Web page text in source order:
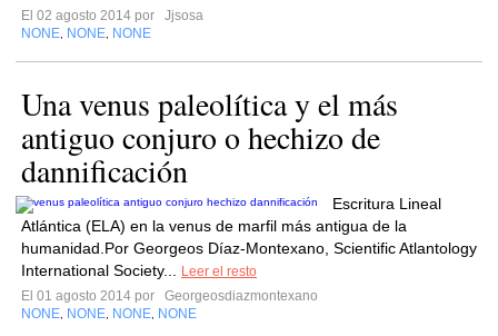
El 02 agosto 2014 por
Jjsosa
NONE NONE NONE
Una venus paleolítica y el más
antiguo conjuro o hechizo de
dannificación
Escritura Lineal
Atlántica (ELA) en la venus de marfil más antigua de la
humanidad.Por Georgeos Díaz-Montexano, Scientific Atlantology
International Society...
Leer el resto
El 01 agosto 2014 por
Georgeosdiazmontexano
NONE NONE NONE NONE